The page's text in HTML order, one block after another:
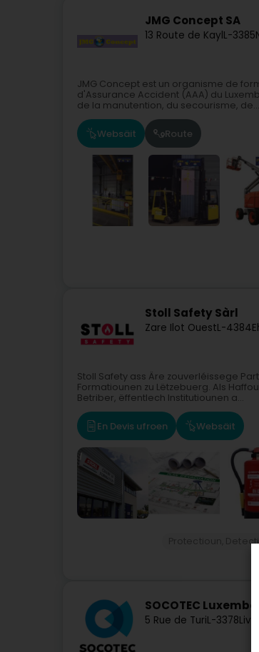
JMG Concept SA
13 Route de KaylL-3385
JMG Concept est un organisme de
d'Assurance Accident (AAA) du
de la manutention, du secourisme, de...
Websäit Route
Stoll Safety Sàrl
Zare Ilot OuestL-4384
Stoll Safety ass Äre zouverléissege
Formatiounen zu Lëtzebuerg. Als
Betriber, ëffentlech Institutiounen a...
En Devis ufroen Websäit
Protectioun,
SOCOTEC
5 Rue de TuriL-3378